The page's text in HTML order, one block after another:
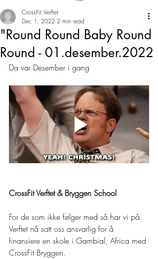
"Round Round Baby Round
Round - 01.desember.2022
CrossFit Verftet
Dec 1, 2022 2 min read
Da var Desember i gang
CrossFit Verftet & Bryggen School
For de som ikke følger med så har vi på
Verftet nå satt oss ansvarlig for å
finansiere en skole i Gambial, Africa med
CrossFit Bryggen.